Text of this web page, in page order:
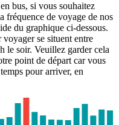
bus, si vous souhaitez
fréquence de voyage de nos
du graphique ci-dessous.
se situent entre
le soir. Veuillez garder cela
point de départ car vous
pour arriver, en